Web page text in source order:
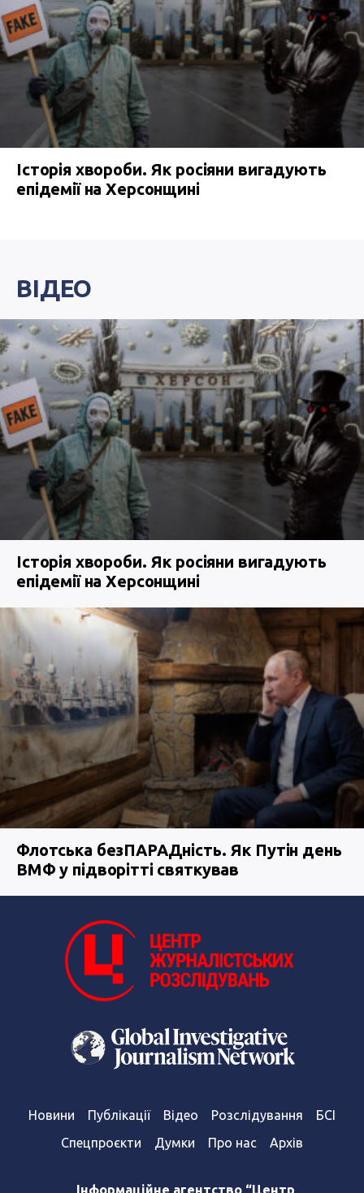
Історія хвороби. Як росіяни вигадують
епідемії на Херсонщині
ВІДЕО
Історія хвороби. Як росіяни вигадують
епідемії на Херсонщині
Флотська безПАРАДність. Як Путін день
ВМФ у підворітті святкував
Новини Публікації Відео Розслідування
БСІ
Спецпроєкти
Думки Про нас Архів